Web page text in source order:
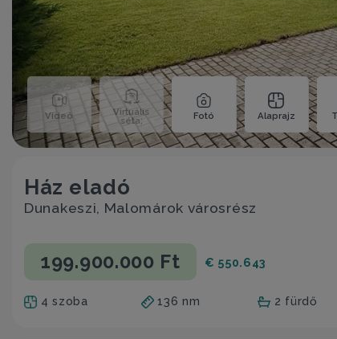
Videó Virtuális
séta; Fotó Alaprajz
Ház eladó
Dunakeszi, Malomárok városrész
199.900.000 Ft € 550.643
4 szoba 136 nm 2 fürdő